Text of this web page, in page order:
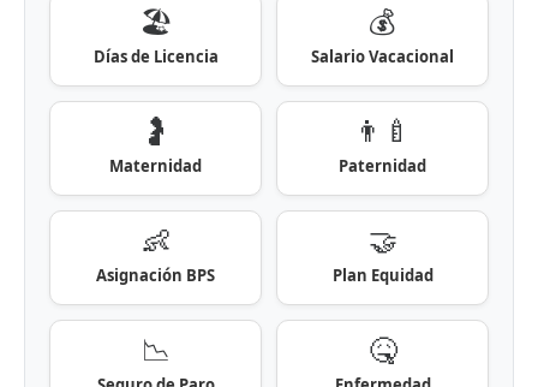
🏖️
Días de Licencia
💰
Salario Vacacional
🤰
Maternidad
👨‍🍼
Paternidad
👶
Asignación BPS
🤝
Plan Equidad
📉 🤒